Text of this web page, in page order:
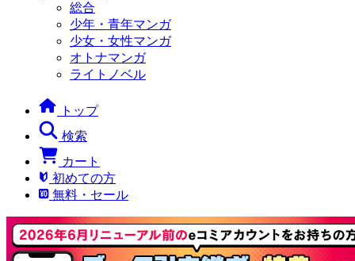
総合
少年・青年マンガ
少女・女性マンガ
オトナマンガ
ライトノベル
トップ
検索
カート
初めての方
無料・セール